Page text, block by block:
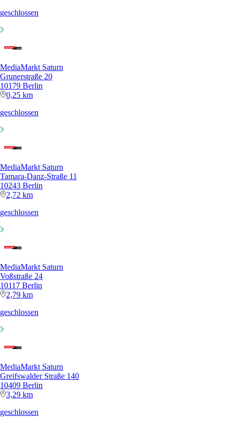
geschlossen
MediaMarkt Saturn
Grunerstraße 20
10179 Berlin
0,25 km
geschlossen
MediaMarkt Saturn
Tamara-Danz-Straße 11
10243 Berlin
2,72 km
geschlossen
MediaMarkt Saturn
Voßstraße 24
10117 Berlin
2,79 km
geschlossen
MediaMarkt Saturn
Greifswalder Straße 140
10409 Berlin
3,29 km
geschlossen